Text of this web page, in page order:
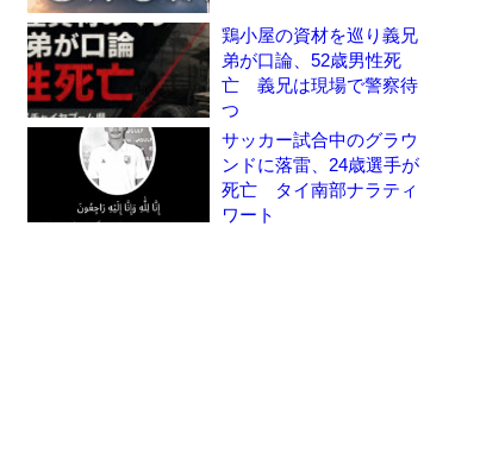
鶏小屋の資材を巡り義兄
弟が口論、52歳男性死
亡 義兄は現場で警察待
つ
サッカー試合中のグラウ
ンドに落雷、24歳選手が
死亡 タイ南部ナラティ
ワート